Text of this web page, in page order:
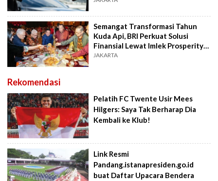
Semangat Transformasi Tahun
Kuda Api, BRI Perkuat Solusi
Finansial Lewat Imlek Prosperity
2026
JAKARTA
Rekomendasi
Pelatih FC Twente Usir Mees
Hilgers: Saya Tak Berharap Dia
Kembali ke Klub!
Link Resmi
Pandang.istanapresiden.go.id
buat Daftar Upacara Bendera